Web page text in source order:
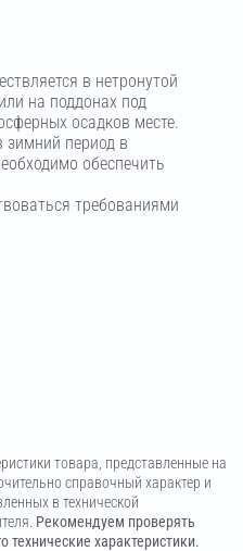
в нетронутой
на поддонах под
осадков месте.
зимний период в
обеспечить
требованиями
товара, представленные на
справочный характер и
в технической
Рекомендуем проверять
технические характеристики.